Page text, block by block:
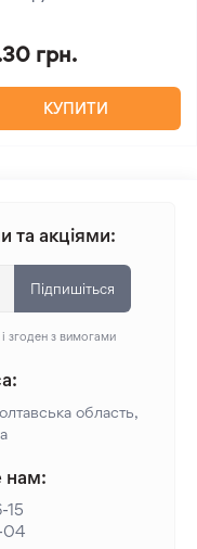
грн.
КУПИТИ
та акціями:
Підпишіться
і згоден з вимогами
область,
нам:
04